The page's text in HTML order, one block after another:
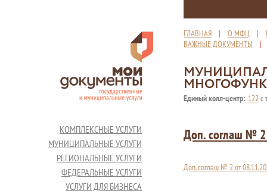
ГЛАВНАЯ | О МФЦ |
ВАЖНЫЕ ДОКУМЕНТЫ
Единый колл-центр: 122с
КОМПЛЕКСНЫЕ УСЛУГИ
МУНИЦИПАЛЬНЫЕ УСЛУГИ
РЕГИОНАЛЬНЫЕ УСЛУГИ
ФЕДЕРАЛЬНЫЕ УСЛУГИ
УСЛУГИ ДЛЯ БИЗНЕСА
Доп. соглаш №
Доп. соглаш № 2 от